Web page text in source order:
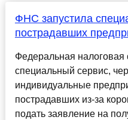
ФНС запустила
пострадавших
Федеральная налоговая
специальный сервис,
индивидуальные
пострадавших из-за
подать заявление на